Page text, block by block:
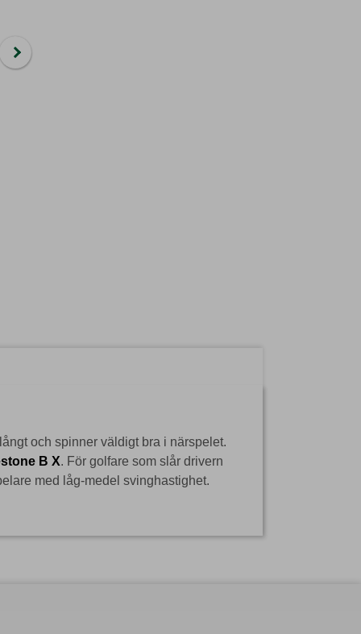
och spinner väldigt bra i närspelet.
B X. För golfare som slår drivern
med låg-medel svinghastighet.